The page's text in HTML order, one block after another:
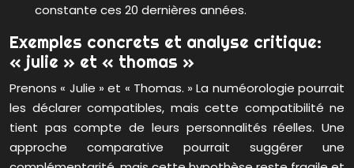
constante ces 20 dernières années.
Exemples concrets et analyse critique:
« julie » et « thomas »
Prenons « Julie » et « Thomas. » La numéorologie pourrait
les déclarer compatibles, mais cette compatibilité ne
tient pas compte de leurs personnalités réelles. Une
approche comparative pourrait suggérer une